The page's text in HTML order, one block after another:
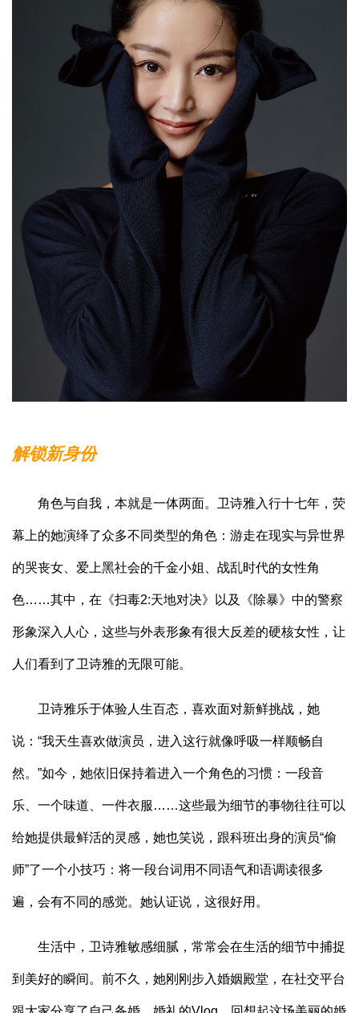
解锁新身份
角色与自我，本就是一体两面。卫诗雅入行十七年，荧
幕上的她演绎了众多不同类型的角色：游走在现实与异世界
的哭丧女、爱上黑社会的千金小姐、战乱时代的女性角
色……其中，在《扫毒2:天地对决》以及《除暴》中的警察
形象深入人心，这些与外表形象有很大反差的硬核女性，让
人们看到了卫诗雅的无限可能。
卫诗雅乐于体验人生百态，喜欢面对新鲜挑战，她
说：“我天生喜欢做演员，进入这行就像呼吸一样顺畅自
然。”如今，她依旧保持着进入一个角色的习惯：一段音
乐、一个味道、一件衣服……这些最为细节的事物往往可以
给她提供最鲜活的灵感，她也笑说，跟科班出身的演员“偷
师”了一个小技巧：将一段台词用不同语气和语调读很多
遍，会有不同的感觉。她认证说，这很好用。
生活中，卫诗雅敏感细腻，常常会在生活的细节中捕捉
到美好的瞬间。前不久，她刚刚步入婚姻殿堂，在社交平台